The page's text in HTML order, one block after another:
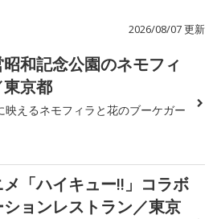
2026/08/07 更新
昭和記念公園のネモフィ
東京都
映えるネモフィラと花のブーケガー
メ「ハイキュー!!」コラボ
ションレストラン／東京